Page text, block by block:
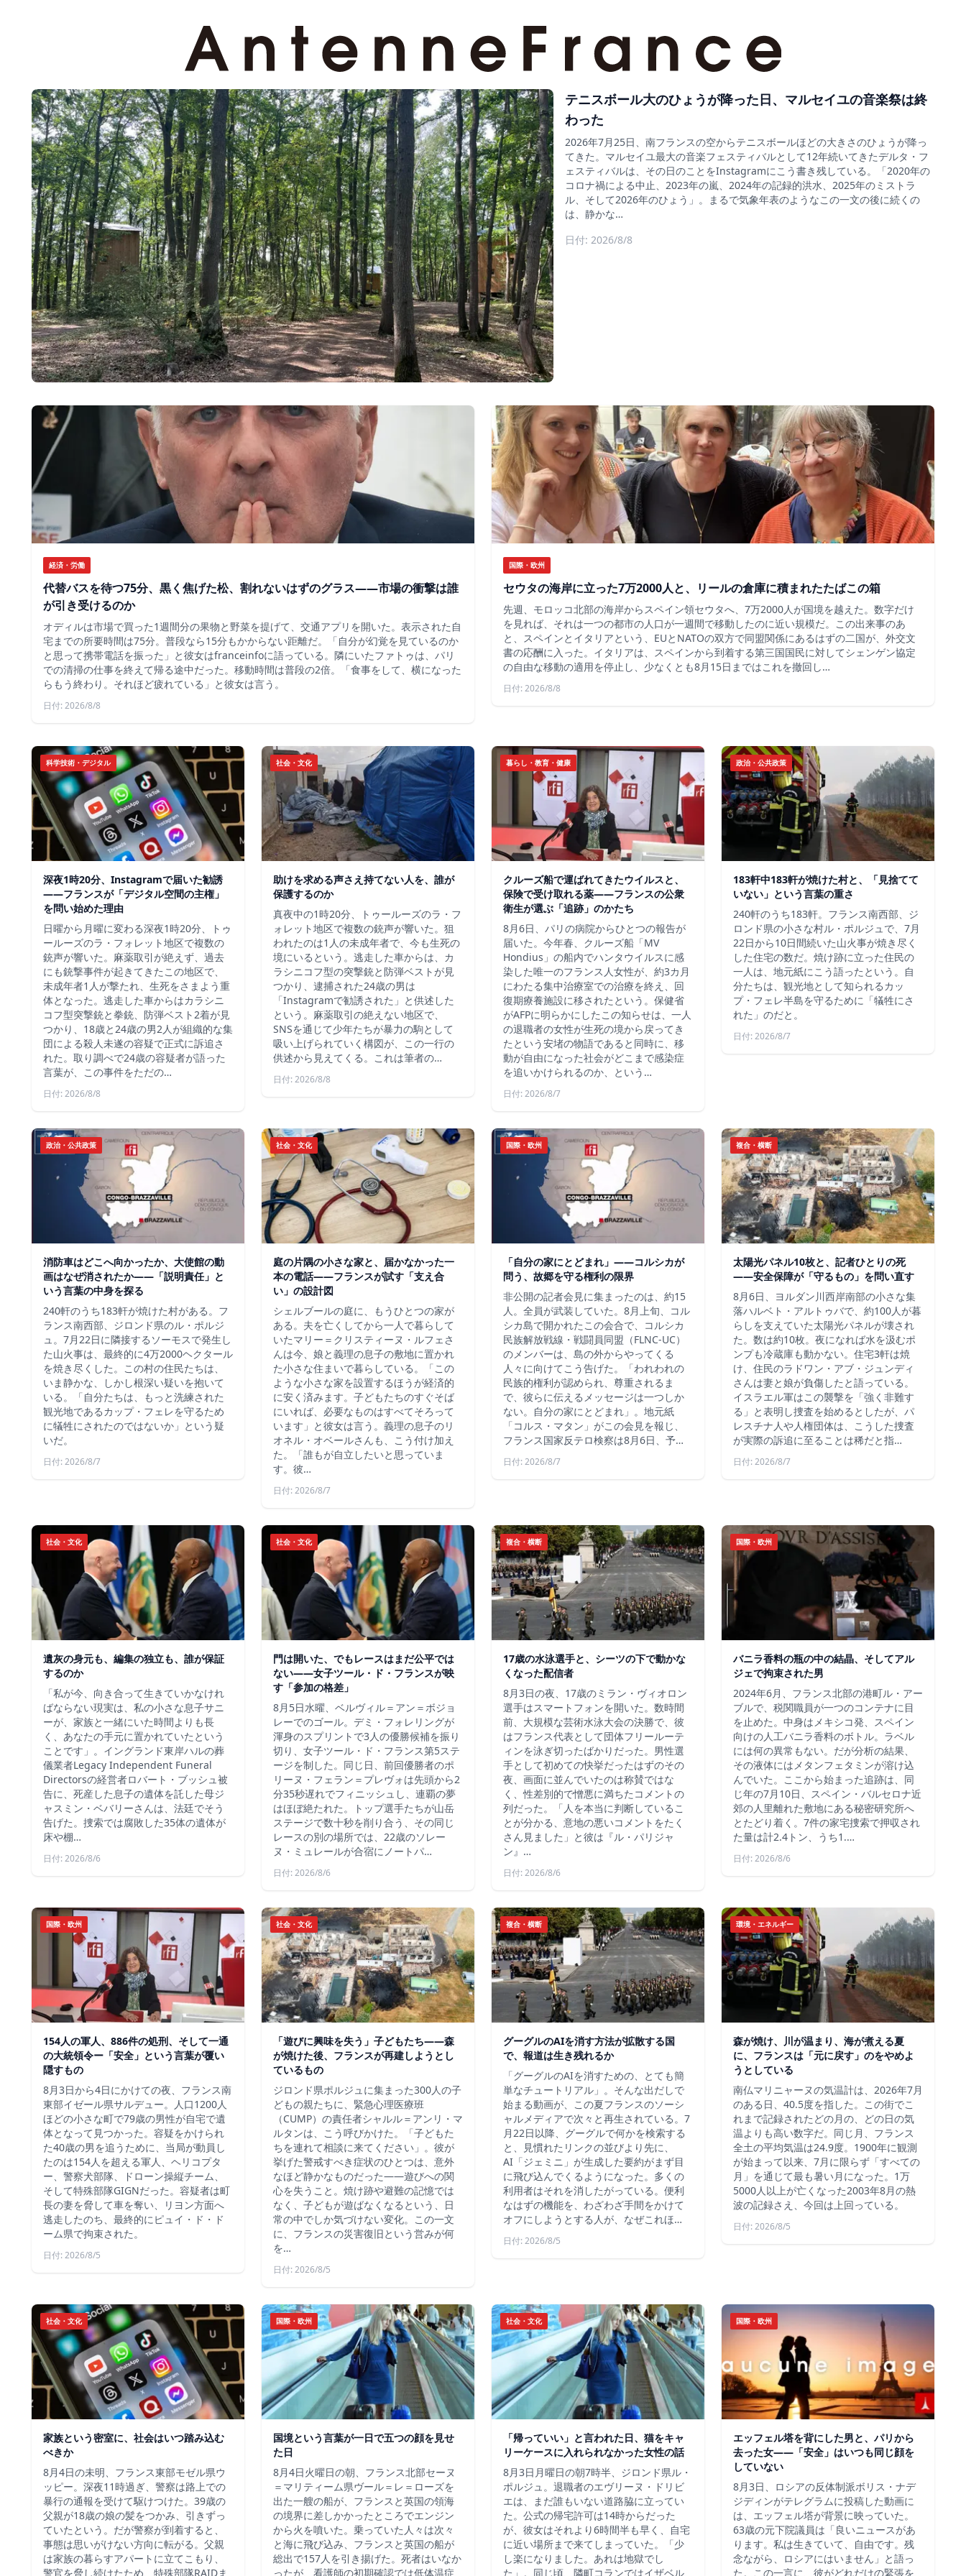
テニスボール大のひょうが降った日、マルセイユの音楽祭は終
わった
2026年7月25日、南フランスの空からテニスボールほどの大きさのひょうが降っ
てきた。マルセイユ最大の音楽フェスティバルとして12年続いてきたデルタ・フ
ェスティバルは、その日のことをInstagramにこう書き残している。「2020年の
コロナ禍による中止、2023年の嵐、2024年の記録的洪水、2025年のミストラ
ル、そして2026年のひょう」。まるで気象年表のようなこの一文の後に続くの
は、静かな…
日付: 2026/8/8
経済・労働
代替バスを待つ75分、黒く焦げた松、割れないはずのグラス——市場の衝撃は誰
が引き受けるのか
オディルは市場で買った1週間分の果物と野菜を提げて、交通アプリを開いた。表示された自
宅までの所要時間は75分。普段なら15分もかからない距離だ。「自分が幻覚を見ているのか
と思って携帯電話を振った」と彼女はfranceinfoに語っている。隣にいたファトゥは、パリ
での清掃の仕事を終えて帰る途中だった。移動時間は普段の2倍。「食事をして、横になった
らもう終わり。それほど疲れている」と彼女は言う。
日付: 2026/8/8
国際・欧州
セウタの海岸に立った7万2000人と、リールの倉庫に積まれたたばこの箱
先週、モロッコ北部の海岸からスペイン領セウタへ、7万2000人が国境を越えた。数字だけ
を見れば、それは一つの都市の人口が一週間で移動したのに近い規模だ。この出来事のあ
と、スペインとイタリアという、EUとNATOの双方で同盟関係にあるはずの二国が、外交文
書の応酬に入った。イタリアは、スペインから到着する第三国国民に対してシェンゲン協定
の自由な移動の適用を停止し、少なくとも8月15日まではこれを撤回し…
日付: 2026/8/8
科学技術・デジタル
深夜1時20分、Instagramで届いた勧誘
――フランスが「デジタル空間の主権」
を問い始めた理由
日曜から月曜に変わる深夜1時20分、トゥ
ールーズのラ・フォレット地区で複数の
銃声が響いた。麻薬取引が絶えず、過去
にも銃撃事件が起きてきたこの地区で、
未成年者1人が撃たれ、生死をさまよう重
体となった。逃走した車からはカラシニ
コフ型突撃銃と拳銃、防弾ベスト2着が見
つかり、18歳と24歳の男2人が組織的な集
団による殺人未遂の容疑で正式に訴追さ
れた。取り調べで24歳の容疑者が語った
言葉が、この事件をただの…
日付: 2026/8/8
社会・文化
助けを求める声さえ持てない人を、誰が
保護するのか
真夜中の1時20分、トゥールーズのラ・フ
ォレット地区で複数の銃声が響いた。狙
われたのは1人の未成年者で、今も生死の
境にいるという。逃走した車からは、カ
ラシニコフ型の突撃銃と防弾ベストが見
つかり、逮捕された24歳の男は
「Instagramで勧誘された」と供述した
という。麻薬取引の絶えない地区で、
SNSを通じて少年たちが暴力の駒として
吸い上げられていく構図が、この一行の
供述から見えてくる。これは筆者の…
日付: 2026/8/8
暮らし・教育・健康
クルーズ船で運ばれてきたウイルスと、
保険で受け取れる薬――フランスの公衆
衛生が選ぶ「追跡」のかたち
8月6日、パリの病院からひとつの報告が
届いた。今年春、クルーズ船「MV
Hondius」の船内でハンタウイルスに感
染した唯一のフランス人女性が、約3カ月
にわたる集中治療室での治療を終え、回
復期療養施設に移されたという。保健省
がAFPに明らかにしたこの知らせは、一人
の退職者の女性が生死の境から戻ってき
たという安堵の物語であると同時に、移
動が自由になった社会がどこまで感染症
を追いかけられるのか、という…
日付: 2026/8/7
政治・公共政策
183軒中183軒が焼けた村と、「見捨てて
いない」という言葉の重さ
240軒のうち183軒。フランス南西部、ジ
ロンド県の小さな村ル・ポルジュで、7月
22日から10日間続いた山火事が焼き尽く
した住宅の数だ。焼け跡に立った住民の
一人は、地元紙にこう語ったという。自
分たちは、観光地として知られるカッ
プ・フェレ半島を守るために「犠牲にさ
れた」のだと。
日付: 2026/8/7
政治・公共政策
消防車はどこへ向かったか、大使館の動
画はなぜ消されたか——「説明責任」と
いう言葉の中身を探る
240軒のうち183軒が焼けた村がある。フ
ランス南西部、ジロンド県のル・ポルジ
ュ。7月22日に隣接するソーモスで発生し
た山火事は、最終的に4万2000ヘクタール
を焼き尽くした。この村の住民たちは、
いま静かな、しかし根深い疑いを抱いて
いる。「自分たちは、もっと洗練された
観光地であるカップ・フェレを守るため
に犠牲にされたのではないか」という疑
いだ。
日付: 2026/8/7
社会・文化
庭の片隅の小さな家と、届かなかった一
本の電話——フランスが試す「支え合
い」の設計図
シェルブールの庭に、もうひとつの家が
ある。夫を亡くしてから一人で暮らして
いたマリー＝クリスティーヌ・ルフェさ
んは今、娘と義理の息子の敷地に置かれ
た小さな住まいで暮らしている。「この
ような小さな家を設置するほうが経済的
に安く済みます。子どもたちのすぐそば
にいれば、必要なものはすべてそろって
います」と彼女は言う。義理の息子のリ
オネル・オベールさんも、こう付け加え
た。「誰もが自立したいと思っていま
す。彼…
日付: 2026/8/7
国際・欧州
「自分の家にとどまれ」——コルシカが
問う、故郷を守る権利の限界
非公開の記者会見に集まったのは、約15
人。全員が武装していた。8月上旬、コル
シカ島で開かれたこの会合で、コルシカ
民族解放戦線・戦闘員同盟（FLNC-UC）
のメンバーは、島の外からやってくる
人々に向けてこう告げた。「われわれの
民族的権利が認められ、尊重されるま
で、彼らに伝えるメッセージは一つしか
ない。自分の家にとどまれ」。地元紙
「コルス・マタン」がこの会見を報じ、
フランス国家反テロ検察は8月6日、予…
日付: 2026/8/7
複合・横断
太陽光パネル10枚と、記者ひとりの死
——安全保障が「守るもの」を問い直す
8月6日、ヨルダン川西岸南部の小さな集
落ハルベト・アルトゥバで、約100人が暮
らしを支えていた太陽光パネルが壊され
た。数は約10枚。夜になれば水を汲むポ
ンプも冷蔵庫も動かない。住宅3軒は焼
け、住民のラドワン・アブ・ジュンディ
さんは妻と娘が負傷したと語っている。
イスラエル軍はこの襲撃を「強く非難す
る」と表明し捜査を始めるとしたが、パ
レスチナ人や人権団体は、こうした捜査
が実際の訴追に至ることは稀だと指…
日付: 2026/8/7
社会・文化
遺灰の身元も、編集の独立も、誰が保証
するのか
「私が今、向き合って生きていかなけれ
ばならない現実は、私の小さな息子サニ
ーが、家族と一緒にいた時間よりも長
く、あなたの手元に置かれていたという
ことです」。イングランド東岸ハルの葬
儀業者Legacy Independent Funeral
Directorsの経営者ロバート・ブッシュ被
告に、死産した息子の遺体を託した母ジ
ャスミン・ベバリーさんは、法廷でそう
告げた。捜索では腐敗した35体の遺体が
床や棚…
日付: 2026/8/6
社会・文化
門は開いた、でもレースはまだ公平では
ない――女子ツール・ド・フランスが映
す「参加の格差」
8月5日水曜、ベルヴィル＝アン＝ボジョ
レーでのゴール。デミ・フォレリングが
渾身のスプリントで3人の優勝候補を振り
切り、女子ツール・ド・フランス第5ステ
ージを制した。同じ日、前回優勝者のポ
リーヌ・フェラン＝プレヴォは先頭から2
分35秒遅れでフィニッシュし、連覇の夢
はほぼ絶たれた。トップ選手たちが山岳
ステージで数十秒を削り合う、その同じ
レースの別の場所では、22歳のソレー
ヌ・ミュレールが合宿にノートパ…
日付: 2026/8/6
複合・横断
17歳の水泳選手と、シーツの下で動かな
くなった配信者
8月3日の夜、17歳のミラン・ヴィオロン
選手はスマートフォンを開いた。数時間
前、大規模な芸術水泳大会の決勝で、彼
はフランス代表として団体フリールーテ
ィンを泳ぎ切ったばかりだった。男性選
手として初めての快挙だったはずのその
夜、画面に並んでいたのは称賛ではな
く、性差別的で憎悪に満ちたコメントの
列だった。「人を本当に判断しているこ
とが分かる、意地の悪いコメントをたく
さん見ました」と彼は『ル・パリジャ
ン』…
日付: 2026/8/6
国際・欧州
バニラ香料の瓶の中の結晶、そしてアル
ジェで拘束された男
2024年6月、フランス北部の港町ル・アー
ブルで、税関職員が一つのコンテナに目
を止めた。中身はメキシコ発、スペイン
向けの人工バニラ香料のボトル。ラベル
には何の異常もない。だが分析の結果、
その液体にはメタンフェタミンが溶け込
んでいた。ここから始まった追跡は、同
じ年の7月10日、スペイン・バルセロナ近
郊の人里離れた敷地にある秘密研究所へ
とたどり着く。7件の家宅捜索で押収され
た量は計2.4トン、うち1.…
日付: 2026/8/6
国際・欧州
154人の軍人、886件の処刑、そして一通
の大統領令ー「安全」という言葉が覆い
隠すもの
8月3日から4日にかけての夜、フランス南
東部イゼール県サルデュー。人口1200人
ほどの小さな町で79歳の男性が自宅で遺
体となって見つかった。容疑をかけられ
た40歳の男を追うために、当局が動員し
たのは154人を超える軍人、ヘリコプタ
ー、警察犬部隊、ドローン操縦チーム、
そして特殊部隊GIGNだった。容疑者は町
長の妻を脅して車を奪い、リヨン方面へ
逃走したのち、最終的にピュイ・ド・ド
ーム県で拘束された。
日付: 2026/8/5
社会・文化
「遊びに興味を失う」子どもたち——森
が焼けた後、フランスが再建しようとし
ているもの
ジロンド県ポルジュに集まった300人の子
どもの親たちに、緊急心理医療班
（CUMP）の責任者シャルル＝アンリ・マ
ルタンは、こう呼びかけた。「子どもた
ちを連れて相談に来てください」。彼が
挙げた警戒すべき症状のひとつは、意外
なほど静かなものだった――遊びへの関
心を失うこと。焼け跡や避難の記憶では
なく、子どもが遊ばなくなるという、日
常の中でしか気づけない変化。この一文
に、フランスの災害復旧という営みが何
を…
日付: 2026/8/5
複合・横断
グーグルのAIを消す方法が拡散する国
で、報道は生き残れるか
「グーグルのAIを消すための、とても簡
単なチュートリアル」。そんな出だしで
始まる動画が、この夏フランスのソーシ
ャルメディアで次々と再生されている。7
月22日以降、グーグルで何かを検索する
と、見慣れたリンクの並びより先に、
AI「ジェミニ」が生成した要約がまず目
に飛び込んでくるようになった。多くの
利用者はそれを消したがっている。便利
なはずの機能を、わざわざ手間をかけて
オフにしようとする人が、なぜこれほ…
日付: 2026/8/5
環境・エネルギー
森が焼け、川が温まり、海が煮える夏
に、フランスは「元に戻す」のをやめよ
うとしている
南仏マリニャーヌの気温計は、2026年7月
のある日、40.5度を指した。この街でこ
れまで記録されたどの月の、どの日の気
温よりも高い数字だ。同じ月、フランス
全土の平均気温は24.9度。1900年に観測
が始まって以来、7月に限らず「すべての
月」を通じて最も暑い月になった。1万
5000人以上が亡くなった2003年8月の熱
波の記録さえ、今回は上回っている。
日付: 2026/8/5
社会・文化
家族という密室に、社会はいつ踏み込む
べきか
8月4日の未明、フランス東部モゼル県ウ
ッピー。深夜11時過ぎ、警察は路上での
暴行の通報を受けて駆けつけた。39歳の
父親が18歳の娘の髪をつかみ、引きずっ
ていたという。だが警察が到着すると、
事態は思いがけない方向に転がる。父親
は家族の暮らすアパートに立てこもり、
警官を脅し続けたため、特殊部隊RAIDま
国際・欧州
国境という言葉が一日で五つの顔を見せ
た日
8月4日火曜日の朝、フランス北部セーヌ
＝マリティーム県ヴール＝レ＝ローズを
出た一艘の船が、フランスと英国の領海
の境界に差しかかったところでエンジン
から火を噴いた。乗っていた人々は次々
と海に飛び込み、フランスと英国の船が
総出で157人を引き揚げた。死者はいなか
ったが、看護師の初期確認では低体温症
社会・文化
「帰っていい」と言われた日、猫をキャ
リーケースに入れられなかった女性の話
8月3日月曜日の朝7時半、ジロンド県ル・
ポルジュ。退職者のエヴリーヌ・ドリビ
エは、まだ誰もいない道路脇に立ってい
た。公式の帰宅許可は14時からだった
が、彼女はそれより6時間半も早く、自宅
に近い場所まで来てしまっていた。「少
し楽になりました。あれは地獄でし
た」。同じ頃、隣町コランではイザベル
国際・欧州
エッフェル塔を背にした男と、パリから
去った女——「安全」はいつも同じ顔を
していない
8月3日、ロシアの反体制派ボリス・ナデ
ジディンがテレグラムに投稿した動画に
は、エッフェル塔が背景に映っていた。
63歳の元下院議員は「良いニュースがあ
ります。私は生きていて、自由です。残
念ながら、ロシアにはいません」と語っ
た。この一言に、彼がどれだけの緊張を